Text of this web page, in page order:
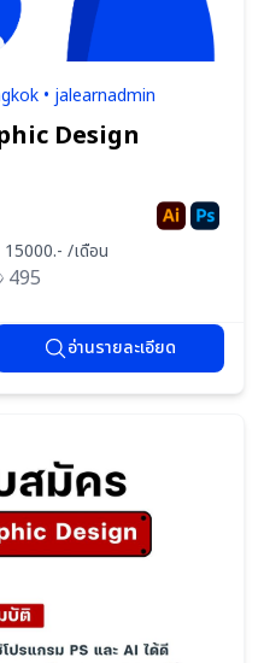
• jalearnadmin
Design
15000.- /เดือน
495
อ่านรายละเอียด